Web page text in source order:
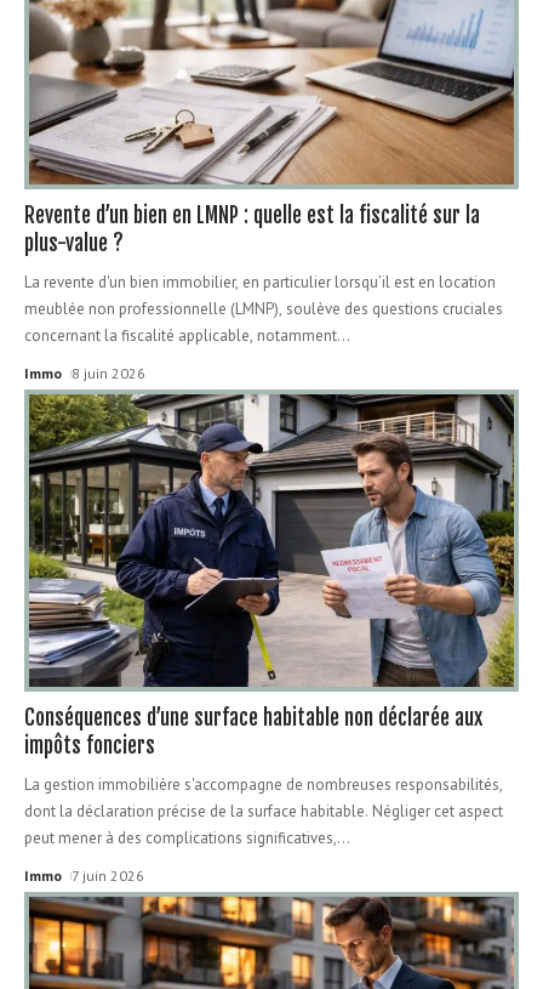
Revente d’un bien en LMNP : quelle est la fiscalité sur la
plus-value ?
La revente d'un bien immobilier, en particulier lorsqu’il est en location
meublée non professionnelle (LMNP), soulève des questions cruciales
concernant la fiscalité applicable, notamment…
Immo 8 juin 2026
Conséquences d’une surface habitable non déclarée aux
impôts fonciers
La gestion immobilière s'accompagne de nombreuses responsabilités,
dont la déclaration précise de la surface habitable. Négliger cet aspect
peut mener à des complications significatives,…
Immo 7 juin 2026